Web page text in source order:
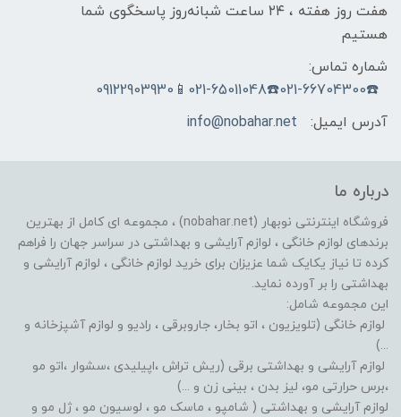
هفت روز هفته ، ۲۴ ساعت شبانه‌روز پاسخگوی شما
هستیم
شماره تماس:
☎️021-66704300☎️021-65011048📱09122903930
آدرس ایمیل:
info@nobahar.net
درباره ما
فروشگاه اینترنتی نوبهار (nobahar.net) ، مجموعه ای کامل از بهترین
برندهای لوازم خانگی ، لوازم آرایشی و بهداشتی در سراسر جهان را فراهم
کرده تا نیاز یکایک شما عزیزان برای خرید لوازم خانگی ، لوازم آرایشی و
بهداشتی را بر آورده نماید.
این مجموعه شامل:
لوازم خانگی (تلویزیون ، اتو بخار، جاروبرقی ، رادیو و لوازم آشپزخانه و
...)
لوازم آرایشی و بهداشتی برقی (ریش تراش ،اپیلیدی ،سشوار ،اتو مو
،برس حرارتی مو، لیز بدن ، بینی زن و ...)
لوازم آرایشی و بهداشتی ( شامپو ، ماسک مو ، لوسیون مو ، ژل مو و